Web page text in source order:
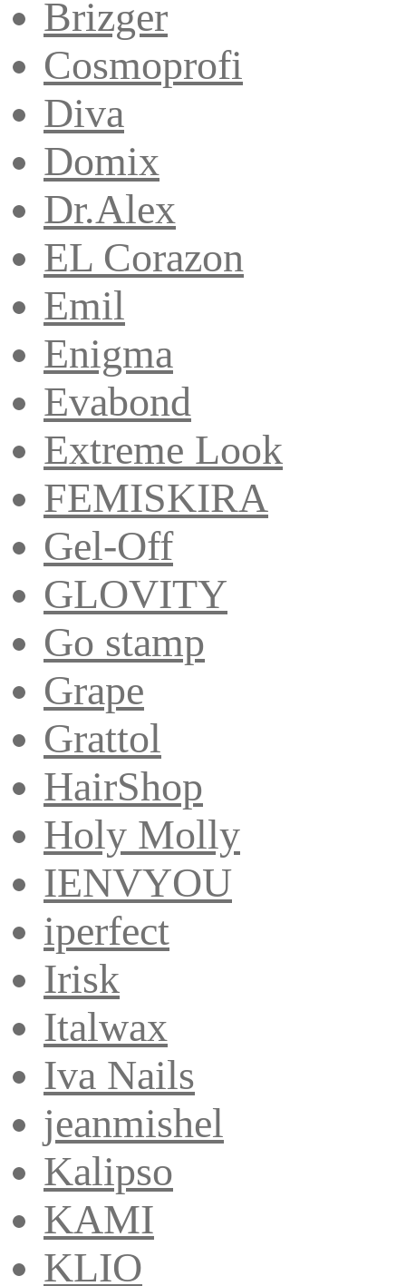
Brizger
Cosmoprofi
Diva
Domix
Dr.Alex
EL Corazon
Emil
Enigma
Evabond
Extreme Look
FEMISKIRA
Gel-Off
GLOVITY
Go stamp
Grape
Grattol
HairShop
Holy Molly
IENVYOU
iperfect
Irisk
Italwax
Iva Nails
jeanmishel
Kalipso
KAMI
KLIO